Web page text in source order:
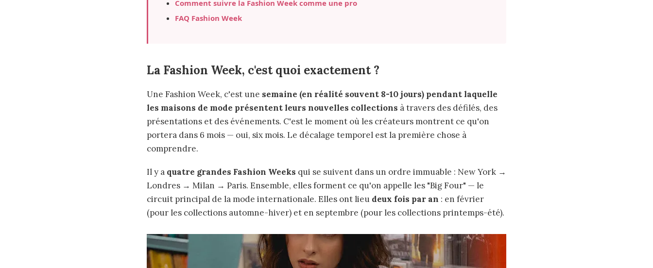
Comment suivre la Fashion Week comme une pro
FAQ Fashion Week
La Fashion Week, c'est quoi exactement ?
Une Fashion Week, c'est une semaine (en réalité souvent 8-10 jours) pendant laquelle
les maisons de mode présentent leurs nouvelles collections à travers des défilés, des
présentations et des événements. C'est le moment où les créateurs montrent ce qu'on
portera dans 6 mois — oui, six mois. Le décalage temporel est la première chose à
comprendre.
Il y a quatre grandes Fashion Weeks qui se suivent dans un ordre immuable : New York →
Londres → Milan → Paris. Ensemble, elles forment ce qu'on appelle les "Big Four" — le
circuit principal de la mode internationale. Elles ont lieu deux fois par an : en février
(pour les collections automne-hiver) et en septembre (pour les collections printemps-été).